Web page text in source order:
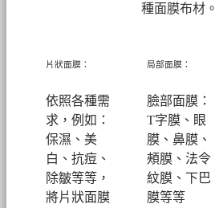
種面膜布材。
片狀面膜：
依照各種需
求，例如：
保濕、美
白、抗痘、
除皺等等，
將片狀面膜
局部面膜：
臉部面膜：
T字膜、眼
膜、鼻膜、
頰膜、法令
紋膜、下巴
膜等等